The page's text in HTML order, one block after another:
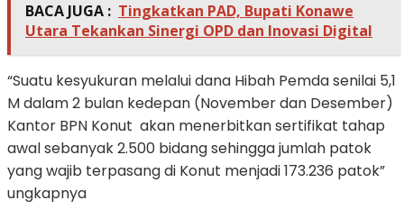
BACA JUGA : Tingkatkan PAD, Bupati Konawe
Utara Tekankan Sinergi OPD dan Inovasi Digital
“Suatu kesyukuran melalui dana Hibah Pemda senilai 5,1
M dalam 2 bulan kedepan (November dan Desember)
Kantor BPN Konut akan menerbitkan sertifikat tahap
awal sebanyak 2.500 bidang sehingga jumlah patok
yang wajib terpasang di Konut menjadi 173.236 patok”
ungkapnya